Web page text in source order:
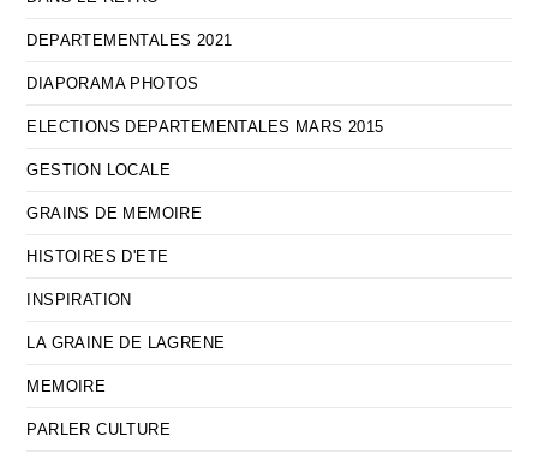
DEPARTEMENTALES 2021
DIAPORAMA PHOTOS
ELECTIONS DEPARTEMENTALES MARS 2015
GESTION LOCALE
GRAINS DE MEMOIRE
HISTOIRES D'ETE
INSPIRATION
LA GRAINE DE LAGRENE
MEMOIRE
PARLER CULTURE